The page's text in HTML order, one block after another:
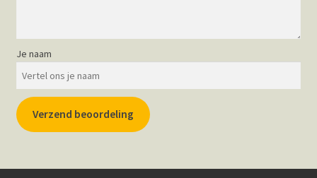
Je naam
Verzend beoordeling